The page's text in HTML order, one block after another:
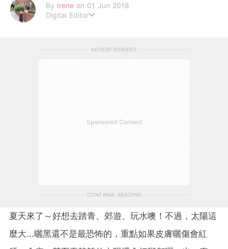
By Irene on 01 Jun 2018
Digital Editor
ADVERTISEMENT
Sponsored Content
CONTINUE READING
夏天來了～好想去踏青、郊遊、玩水噢！不過，太陽這
麼大...曬黑還不是最恐怖的，重點如果皮膚曬傷會紅